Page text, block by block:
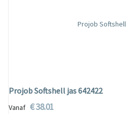
Projob Softshell jas 642422
Vanaf € 38.01